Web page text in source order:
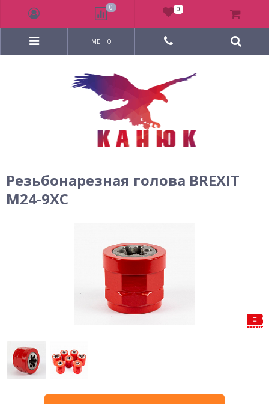
МЕНЮ
Резьбонарезная голова BREXIT
М24-9XC
0 0